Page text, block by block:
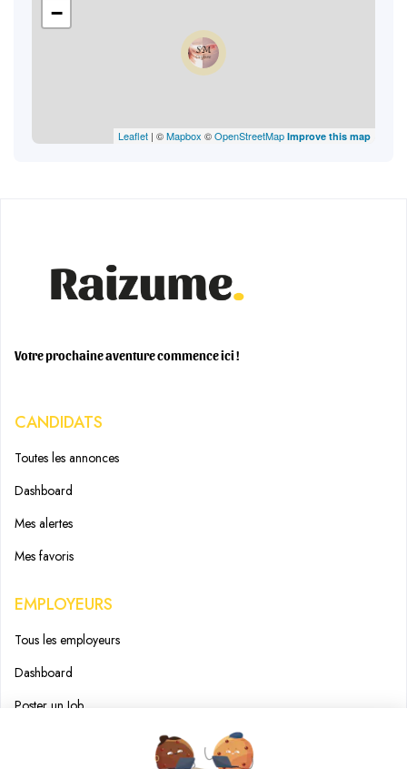
−
Leaflet | ©Mapbox ©OpenStreetMap Improve this map
Votre prochaine aventure commence ici !
CANDIDATS
Toutes les annonces
Dashboard
Mes alertes
Mes favoris
EMPLOYEURS
Tous les employeurs
Dashboard
Poster un Job